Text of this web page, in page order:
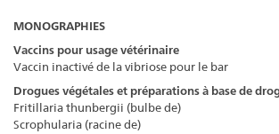
MONOGRAPHIES
Vaccins pour usage vétérinaire
Vaccin inactivé de la vibriose pour le bar
Drogues végétales et préparations à base de
Fritillaria thunbergii (bulbe de)
Scrophularia (racine de)